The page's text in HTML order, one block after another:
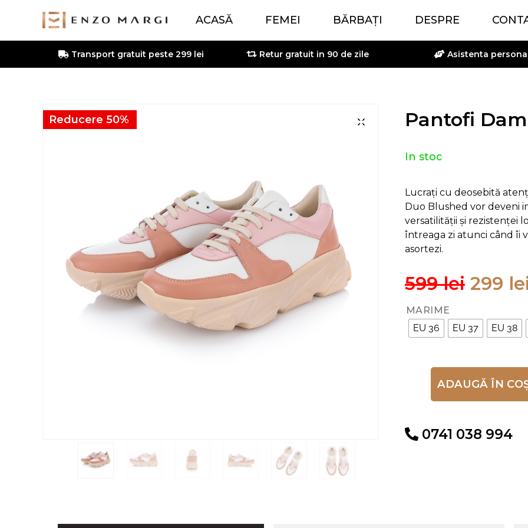
ACASĂ FEMEI BĂRBAȚI DESPRE
Transport gratuit peste 299 lei Retur gratuit in 90 de zile Asistenta
Reducere 50% Pantofi
In stoc
Lucrați cu deosebită
Duo Blushed vor deveni
versatilității și rezistenței
întreaga zi atunci când îi
asortezi.
599lei 299
MARIME
EU 36
EU 37 EU 38
ADAUGĂ ÎN
0741 038 994